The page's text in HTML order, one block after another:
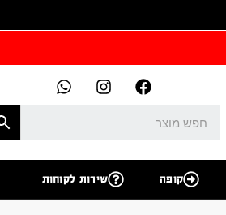
קופה שירות לקוחות